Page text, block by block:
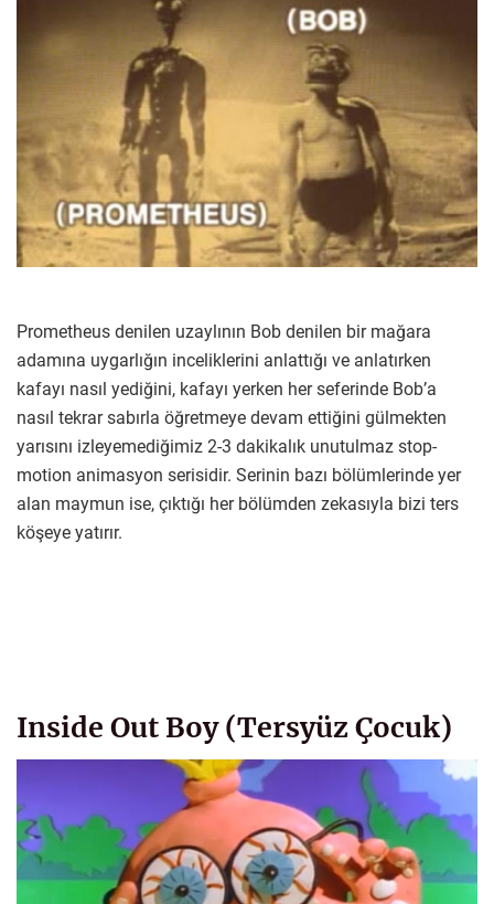
Prometheus denilen uzaylının Bob denilen bir mağara
adamına uygarlığın inceliklerini anlattığı ve anlatırken
kafayı nasıl yediğini, kafayı yerken her seferinde Bob’a
nasıl tekrar sabırla öğretmeye devam ettiğini gülmekten
yarısını izleyemediğimiz 2-3 dakikalık unutulmaz stop-
motion animasyon serisidir. Serinin bazı bölümlerinde yer
alan maymun ise, çıktığı her bölümden zekasıyla bizi ters
köşeye yatırır.
Inside Out Boy (Tersyüz Çocuk)